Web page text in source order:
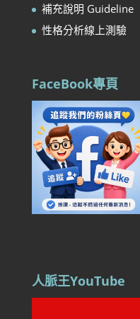
補充說明 Guideline
性格分析線上測驗
FaceBook專頁
人脈王YouTube